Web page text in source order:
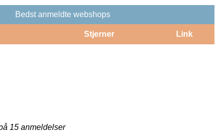
Bedst anmeldte webshops
Stjerner Link
15 anmeldelser